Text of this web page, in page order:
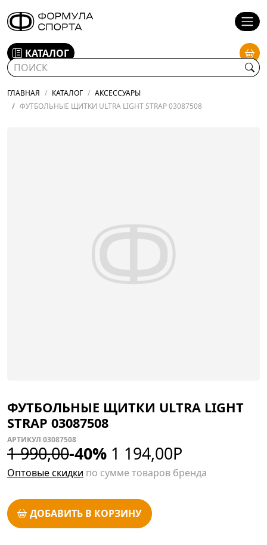
КАТАЛОГ
ГЛАВНАЯ КАТАЛОГ
АКСЕССУАРЫ
ФУТБОЛЬНЫЕ ЩИТКИ ULTRA LIGHT STRAP 03087508
ФУТБОЛЬНЫЕ ЩИТКИ ULTRA LIGHT
STRAP 03087508
АРТИКУЛ 03087508
1 990,00-40% 1 194,00Р
Оптовые скидки по сумме товаров бренда
ДОБАВИТЬ В КОРЗИНУ